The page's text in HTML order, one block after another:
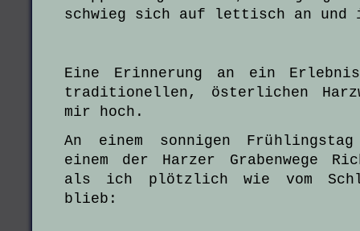
schwieg sich auf lettisch an und
Eine Erinnerung an ein
traditionellen, österlichen
mir hoch.
An einem sonnigen
einem der Harzer Grabenwege
als ich plötzlich wie vom
blieb: